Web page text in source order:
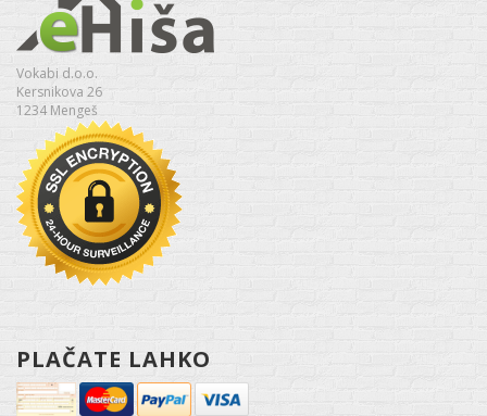
Vokabi d.o.o.
Kersnikova 26
1234 Mengeš
PLAČATE LAHKO